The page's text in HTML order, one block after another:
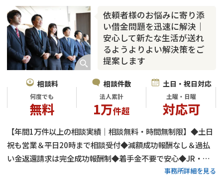
カードローン
闇金 奨学金
依頼者様のお悩みに寄り添
い借金問題を迅速に解決｜
安心して新たな生活が送れ
るようよりよい解決策をご
提案します
相談料
何度でも
無料
相談件数
法人累計
1万件超
土日・祝日対応
土曜・日曜
対応可
【年間1万件以上の相談実績｜相談無料・時間無制限】◆土日
祝も営業＆平日20時まで相談受付◆減額成功報酬なし＆過払
い金返還請求は完全成功報酬制◆着手金不要で安心◆JR・近
鉄・名鉄「名古屋駅」徒歩3分◆借金の時効（消滅時効・時効
事務所詳細を見る